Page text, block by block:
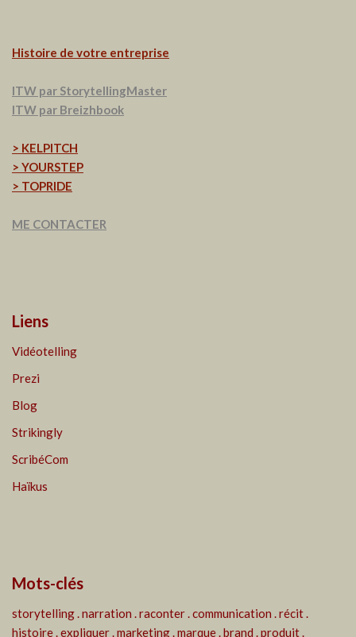
Histoire de votre entreprise
ITW par StorytellingMaster
ITW par Breizhbook
> KELPITCH
> YOURSTEP
> TOPRIDE
ME CONTACTER
Liens
Vidéotelling
Prezi
Blog
Strikingly
ScribéCom
Haïkus
Mots-clés
storytelling . narration . raconter . communication . récit .
histoire . expliquer . marketing . marque . brand . produit .